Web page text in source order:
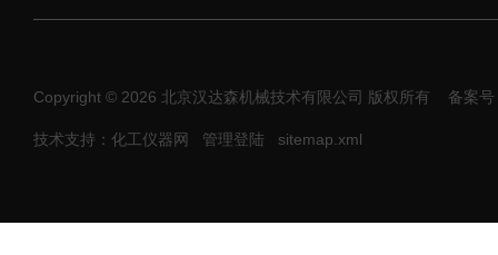
Copyright © 2026 北京汉达森机械技术有限公司 版权所有 备案
技术支持：化工仪器网 管理登陆 sitemap.xml